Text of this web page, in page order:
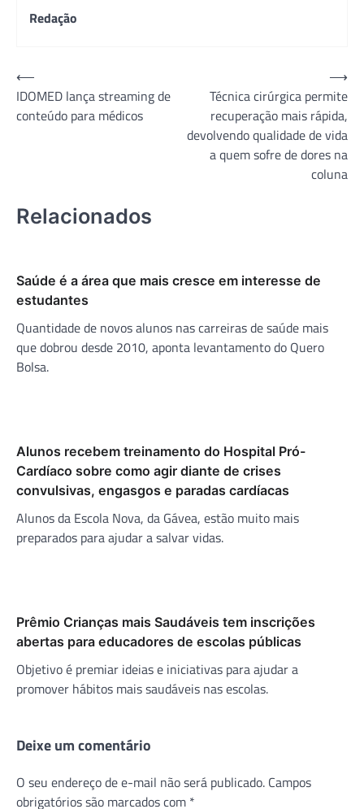
Redação
Navegação
de
Post
⟵
IDOMED lança streaming de
conteúdo para médicos
Técnica cirúrgica permite
recuperação mais rápida,
devolvendo qualidade de vida
a quem sofre de dores na
coluna
⟶
Relacionados
Saúde é a área que mais cresce em interesse de
estudantes
Quantidade de novos alunos nas carreiras de saúde mais
que dobrou desde 2010, aponta levantamento do Quero
Bolsa.
Alunos recebem treinamento do Hospital Pró-
Cardíaco sobre como agir diante de crises
convulsivas, engasgos e paradas cardíacas
Alunos da Escola Nova, da Gávea, estão muito mais
preparados para ajudar a salvar vidas.
Prêmio Crianças mais Saudáveis tem inscrições
abertas para educadores de escolas públicas
Objetivo é premiar ideias e iniciativas para ajudar a
promover hábitos mais saudáveis nas escolas.
Deixe um comentário
O seu endereço de e-mail não será publicado. Campos
obrigatórios são marcados com *